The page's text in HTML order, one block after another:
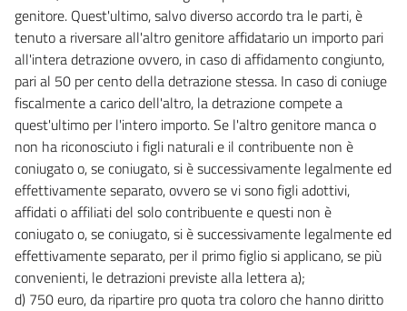
genitore. Quest'ultimo, salvo diverso accordo tra le parti, è
tenuto a riversare all'altro genitore affidatario un importo pari
all'intera detrazione ovvero, in caso di affidamento congiunto,
pari al 50 per cento della detrazione stessa. In caso di coniuge
fiscalmente a carico dell'altro, la detrazione compete a
quest'ultimo per l'intero importo. Se l'altro genitore manca o
non ha riconosciuto i figli naturali e il contribuente non è
coniugato o, se coniugato, si è successivamente legalmente ed
effettivamente separato, ovvero se vi sono figli adottivi,
affidati o affiliati del solo contribuente e questi non è
coniugato o, se coniugato, si è successivamente legalmente ed
effettivamente separato, per il primo figlio si applicano, se più
convenienti, le detrazioni previste alla lettera a);
d) 750 euro, da ripartire pro quota tra coloro che hanno diritto